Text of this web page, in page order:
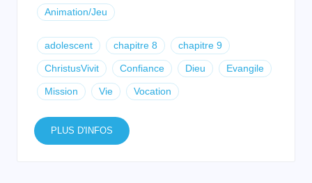
Animation/Jeu
adolescent chapitre 8 chapitre 9
ChristusVivit Confiance Dieu Evangile
Mission Vie Vocation
PLUS D'INFOS